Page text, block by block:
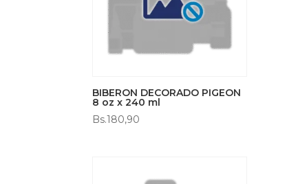
BIBERON DECORADO PIGEON
8 oz x 240 ml
Bs.180,90